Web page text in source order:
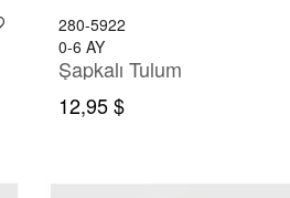
280-5922
0-6 AY
Şapkalı Tulum
12,95 $